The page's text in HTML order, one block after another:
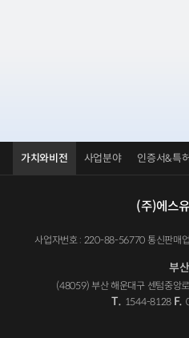
가치와비전 사업분야 인증서&특허
(주)에스
사업자번호 : 220-88-56770 통신판매
부산
(48059) 부산 해운대구 센텀중앙
T. 1544-8128 F.